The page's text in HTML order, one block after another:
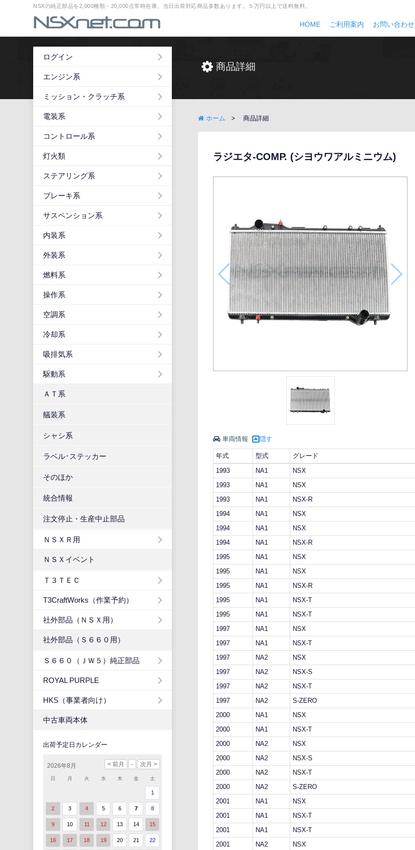
NSXの純正部品を2,000種類・20,000点常時在庫。当日出荷対応商品多数あります。５万円以上で送料無料。
HOME ご利用案内 お問い合わせ
商品詳細
ログイン
エンジン系
ミッション・クラッチ系
電装系
コントロール系
灯火類
ステアリング系
ブレーキ系
サスペンション系
内装系
外装系
燃料系
操作系
空調系
冷却系
吸排気系
駆動系
ＡＴ系
艤装系
シャシ系
ラベル･ステッカー
そのほか
統合情報
注文停止・生産中止部品
ＮＳＸＲ用
ＮＳＸイベント
Ｔ３ＴＥＣ
T3CraftWorks（作業予約）
社外部品（ＮＳＸ用）
社外部品（Ｓ６６０用）
Ｓ６６０（ＪＷ５）純正部品
ROYAL PURPLE
HKS（事業者向け）
中古車両本体
出荷予定日カレンダー
2026年8月
日 月 火 水 木 金 土
1
2 3 4 5 6 7 8
9 10 11 12 13 14 15
16 17 18 19 20 21 22
ホーム 商品詳細
ラジエタ-COMP. (シヨウワアルミニウム)
車両情報 隠す
年式 型式 グレード
1993
NA1 NSX
1993
NA1 NSX
1993
NA1 NSX-R
1994
NA1 NSX
1994
NA1 NSX
1994
NA1 NSX-R
1995
NA1 NSX
1995
NA1 NSX
1995
NA1 NSX-R
1995
NA1 NSX-T
1995
NA1 NSX-T
1997
NA1 NSX
1997
NA1 NSX-T
1997
NA2 NSX
1997
NA2 NSX-S
1997
NA2 NSX-T
1997
NA2 S-ZERO
2000
NA1 NSX
2000
NA1 NSX-T
2000
NA2 NSX
2000
NA2 NSX-S
2000
NA2 NSX-T
2000
NA2 S-ZERO
2001
NA1 NSX
2001
NA1 NSX-T
2001
NA1 NSX-T
2001
NA2 NSX